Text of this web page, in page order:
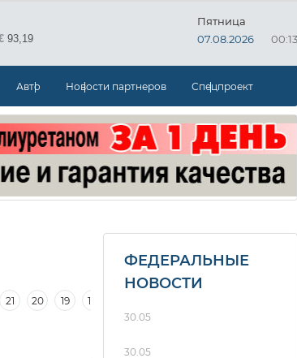
Пятница
07.08.2026
00:13
Авто Новости партнеров Спецпроект
21 20 19 18
ФЕДЕРАЛЬНЫЕ
НОВОСТИ
30.05
30.05